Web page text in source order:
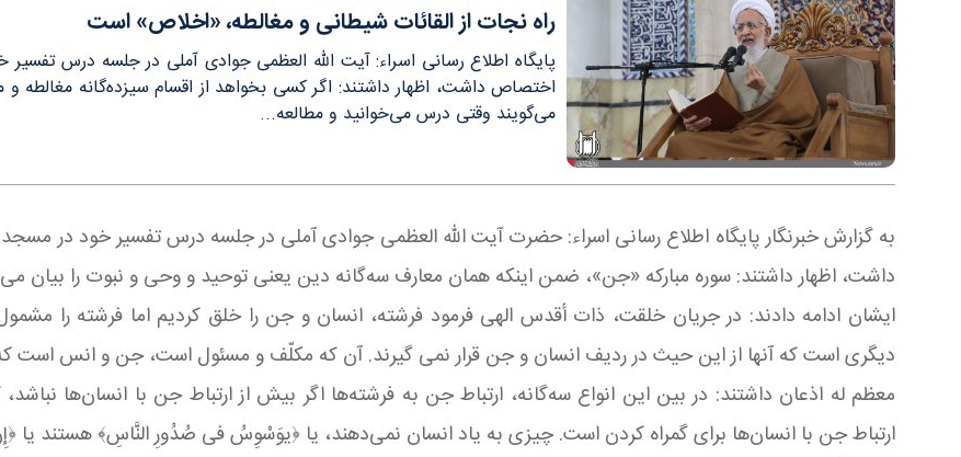
راه نجات از القائات شیطانی و مغالطه، «اخلاص» است
پایگاه اطلاع رسانی اسراء: آیت الله العظمی جوادی آملی در جلسه درس
اختصاص داشت، اظهار داشتند: اگر کسی بخواهد از اقسام سیزده‌گانه مغالطه
می‌گویند وقتی درس می‌خوانید و مطالعه...
به گزارش خبرنگار پایگاه اطلاع رسانی اسراء: حضرت آیت الله العظمی جوادی آملی در جلسه درس تفسیر خود در
داشت، اظهار داشتند: سوره مبارکه «جن»، ضمن اینکه همان معارف سه‌گانه دین یعنی توحید و وحی و نبوت را بیان می
ایشان ادامه دادند: در جریان خلقت، ذات أقدس الهی فرمود فرشته، انسان و جن را خلق کردیم اما فرشته را
دیگری است که آنها از این حیث در ردیف انسان و جن قرار نمی گیرند. آن که مکلّف و مسئول است، جن و انس است که
معظم له اذعان داشتند: در بین این انواع سه‌گانه، ارتباط جن به فرشته‌ها اگر بیش از ارتباط جن با انسان‌ها
ارتباط جن با انسان‌ها برای گمراه کردن است. چیزی به یاد انسان نمی‌دهند، یا ﴿یوَسْوِسُ فی‏ صُدُورِ النَّاسِ﴾ هستند یا ﴿إِنَّ